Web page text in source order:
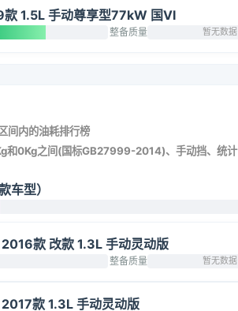
1.5L 手动尊享型77kW 国VI
整备质量 暂无数据
间内的油耗排行榜
和0Kg之间(国标GB27999-2014)、手动挡、统计
型）
款 改款 1.3L 手动灵动版
整备质量 暂无数据
款 1.3L 手动灵动版